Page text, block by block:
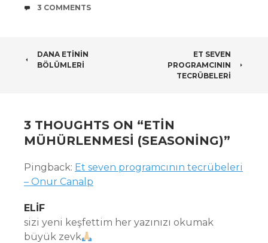
COMMENTS
3 COMMENTS
POST
DANA ETININ
BÖLÜMLERI
ET SEVEN
PROGRAMCININ
TECRÜBELERI
3 THOUGHTS ON “ETIN
MÜHÜRLENMESI (SEASONING)”
Pingback: Et seven programcının tecrübeleri
– Onur Canalp
ELIF
sizi yeni keşfettim her yazınızı okumak
büyük zevk